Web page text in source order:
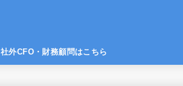
社外CFO・財務顧問はこちら